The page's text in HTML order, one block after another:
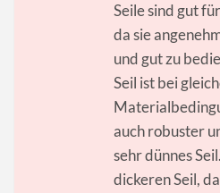
Seile sind gut
da sie
und gut zu
Seil ist bei
auch robuster
sehr dünnes
dickeren Seil,